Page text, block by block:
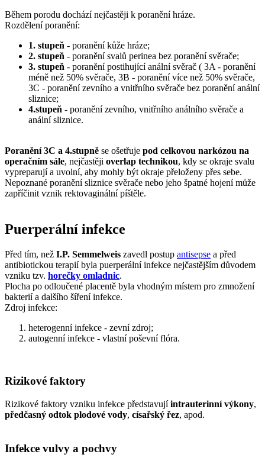
Během porodu dochází nejčastěji k poranění hráze.
Rozdělení poranění:
1. stupeň - poranění kůže hráze;
2. stupeň - poranění svalů perinea bez poranění svěrače;
3. stupeň - poranění postihující anální svěrač ( 3A - poranění
méně než 50% svěrače, 3B - poranění více než 50% svěrače,
3C - poranění zevního a vnitřního svěrače bez poranění anální
sliznice;
4.stupeň - poranění zevního, vnitřního análního svěrače a
anální sliznice.
Poranění 3C a 4.stupně se ošetřuje pod celkovou narkózou na
operačním sále, nejčastěji overlap technikou, kdy se okraje svalu
vypreparují a uvolní, aby mohly být okraje přeloženy přes sebe.
Nepoznané poranění sliznice svěrače nebo jeho špatné hojení může
zapříčinit vznik rektovaginální píštěle.
Puerperální infekce
Před tím, než I.P. Semmelweis zavedl postup antisepse a před
antibiotickou terapií byla puerperální infekce nejčastějším důvodem
vzniku tzv. horečky omladnic.
Plocha po odloučené placentě byla vhodným místem pro zmnožení
bakterií a dalšího šíření infekce.
Zdroj infekce:
heterogenní infekce - zevní zdroj;
autogenní infekce - vlastní poševní flóra.
Rizikové faktory
Rizikové faktory vzniku infekce představujíintrauterinní výkony,
předčasný odtok plodové vody, císařský řez, apod.
Infekce vulvy a pochvy